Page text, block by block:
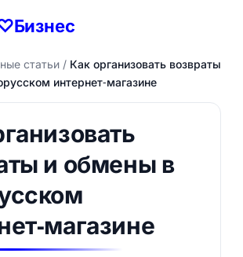
статьи/ Как организовать возвраты
интернет‑магазине
и обмены в